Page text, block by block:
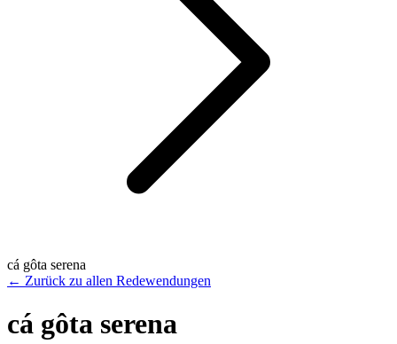
cá gôta serena
← Zurück zu allen Redewendungen
cá gôta serena